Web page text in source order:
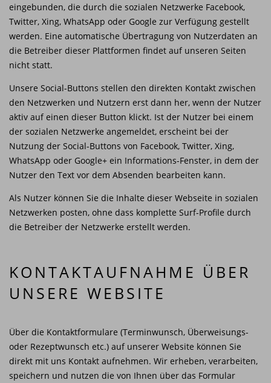
eingebunden, die durch die sozialen Netzwerke Facebook,
Twitter, Xing, WhatsApp oder Google zur Verfügung gestellt
werden. Eine automatische Übertragung von Nutzerdaten an
die Betreiber dieser Plattformen findet auf unseren Seiten
nicht statt.
Unsere Social-Buttons stellen den direkten Kontakt zwischen
den Netzwerken und Nutzern erst dann her, wenn der Nutzer
aktiv auf einen dieser Button klickt. Ist der Nutzer bei einem
der sozialen Netzwerke angemeldet, erscheint bei der
Nutzung der Social-Buttons von Facebook, Twitter, Xing,
WhatsApp oder Google+ ein Informations-Fenster, in dem der
Nutzer den Text vor dem Absenden bearbeiten kann.
Als Nutzer können Sie die Inhalte dieser Webseite in sozialen
Netzwerken posten, ohne dass komplette Surf-Profile durch
die Betreiber der Netzwerke erstellt werden.
KONTAKT­AUFNAHME ÜBER
UNSERE WEBSITE
Über die Kontaktformulare (Terminwunsch, Überweisungs-
oder Rezeptwunsch etc.) auf unserer Website können Sie
direkt mit uns Kontakt aufnehmen. Wir erheben, verarbeiten,
speichern und nutzen die von Ihnen über das Formular